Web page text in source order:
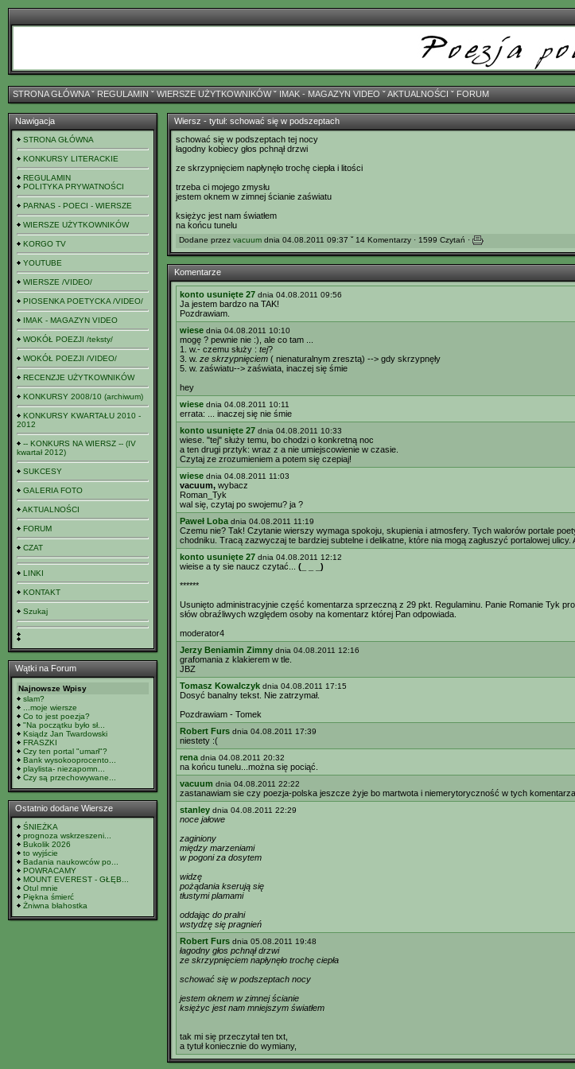
STRONA GŁÓWNAˇ REGULAMIN ˇ WIERSZE UŻYTKOWNIKÓWˇ IMAK - MAGAZYN VIDEO ˇAKTUALNOŚCI ˇ FORUM
Nawigacja
STRONA GŁÓWNA
KONKURSY LITERACKIE
REGULAMIN
POLITYKA PRYWATNOŚCI
PARNAS - POECI - WIERSZE
WIERSZE UŻYTKOWNIKÓW
KORGO TV
YOUTUBE
WIERSZE /VIDEO/
PIOSENKA POETYCKA /VIDEO/
IMAK - MAGAZYN VIDEO
WOKÓŁ POEZJI /teksty/
WOKÓŁ POEZJI /VIDEO/
RECENZJE UŻYTKOWNIKÓW
KONKURSY 2008/10 (archiwum)
KONKURSY KWARTAŁU 2010 -
2012
-- KONKURS NA WIERSZ -- (IV
kwartał 2012)
SUKCESY
GALERIA FOTO
AKTUALNOŚCI
FORUM
CZAT
LINKI
KONTAKT
Szukaj
Wątki na Forum
Najnowsze Wpisy
slam?
...moje wiersze
Co to jest poezja?
"Na początku było sł...
Ksiądz Jan Twardowski
FRASZKI
Czy ten portal "umarł"?
Bank wysokooprocento...
playlista- niezapomn...
Czy są przechowywane...
Ostatnio dodane Wiersze
ŚNIEŻKA
prognoza wskrzeszeni...
Bukolik 2026
to wyjście
Badania naukowców po...
POWRACAMY
MOUNT EVEREST - GŁĘB...
Otul mnie
Piękna śmierć
Żniwna błahostka
Wiersz - tytuł: schować się w podszeptach
schować się w podszeptach tej nocy
łagodny kobiecy głos pchnął drzwi
ze skrzypnięciem napłynęło trochę ciepła i litości
trzeba ci mojego zmysłu
jestem oknem w zimnej ścianie zaświatu
księżyc jest nam światłem
na końcu tunelu
Dodane przez vacuum dnia 04.08.2011 09:37 ˇ 14 Komentarzy · 1599 Czytań ·
Komentarze
konto usunięte 27 dnia 04.08.2011 09:56
Ja jestem bardzo na TAK!
Pozdrawiam.
wiese dnia 04.08.2011 10:10
mogę ? pewnie nie :), ale co tam ...
1. w.- czemu służy : tej?
3. w. ze skrzypnięciem ( nienaturalnym zresztą) --> gdy skrzypnęły
5. w. zaświatu--> zaświata, inaczej się śmie
hey
wiese dnia 04.08.2011 10:11
errata: ... inaczej się nie śmie
konto usunięte 27 dnia 04.08.2011 10:33
wiese. "tej" służy temu, bo chodzi o konkretną noc
a ten drugi prztyk: wraz z a nie umiejscowienie w czasie.
Czytaj ze zrozumieniem a potem się czepiaj!
wiese dnia 04.08.2011 11:03
vacuum, wybacz
Roman_Tyk
wal się, czytaj po swojemu? ja ?
Paweł Loba dnia 04.08.2011 11:19
Czemu nie? Tak! Czytanie wierszy wymaga spokoju, skupienia i atmosfery. Tych walorów portale
chodniku. Tracą zazwyczaj te bardziej subtelne i delikatne, które nia mogą zagłuszyć portalowej
konto usunięte 27 dnia 04.08.2011 12:12
wieise a ty sie naucz czytać... (_ _ _)
******
Usunięto administracyjnie część komentarza sprzeczną z 29 pkt. Regulaminu. Panie Romanie Tyk
słów obraźliwych względem osoby na komentarz której Pan odpowiada.
moderator4
Jerzy Beniamin Zimny dnia 04.08.2011 12:16
grafomania z klakierem w tle.
JBZ
Tomasz Kowalczyk dnia 04.08.2011 17:15
Dosyć banalny tekst. Nie zatrzymał.
Pozdrawiam - Tomek
Robert Furs dnia 04.08.2011 17:39
niestety :(
rena dnia 04.08.2011 20:32
na końcu tunelu...można się pociąć.
vacuum dnia 04.08.2011 22:22
zastanawiam sie czy poezja-polska jeszcze żyje bo martwota i niemerytoryczność w tych
stanley dnia 04.08.2011 22:29
noce jałowe
zaginiony
między marzeniami
w pogoni za dosytem
widzę
pożądania kserują się
tłustymi plamami
oddając do pralni
wstydzę się pragnień
Robert Furs dnia 05.08.2011 19:48
łagodny głos pchnął drzwi
ze skrzypnięciem napłynęło trochę ciepła
schować się w podszeptach nocy
jestem oknem w zimnej ścianie
księżyc jest nam mniejszym światłem
tak mi się przeczytał ten txt,
a tytuł koniecznie do wymiany,